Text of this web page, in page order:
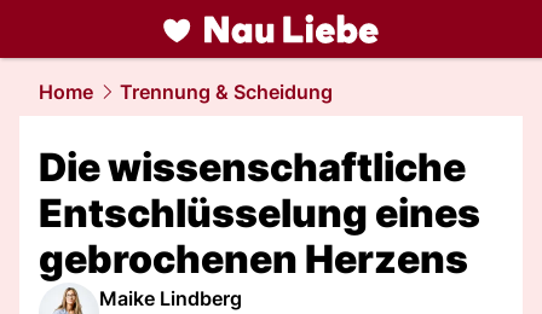
liebe.NAU.ch
Home Trennung & Scheidung
Die wissenschaftliche
Entschlüsselung eines
gebrochenen Herzens
Maike Lindberg